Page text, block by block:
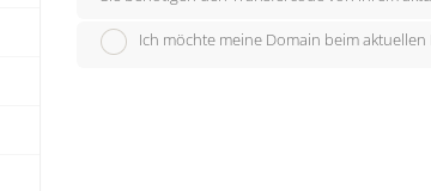
Ich möchte meine Domain beim